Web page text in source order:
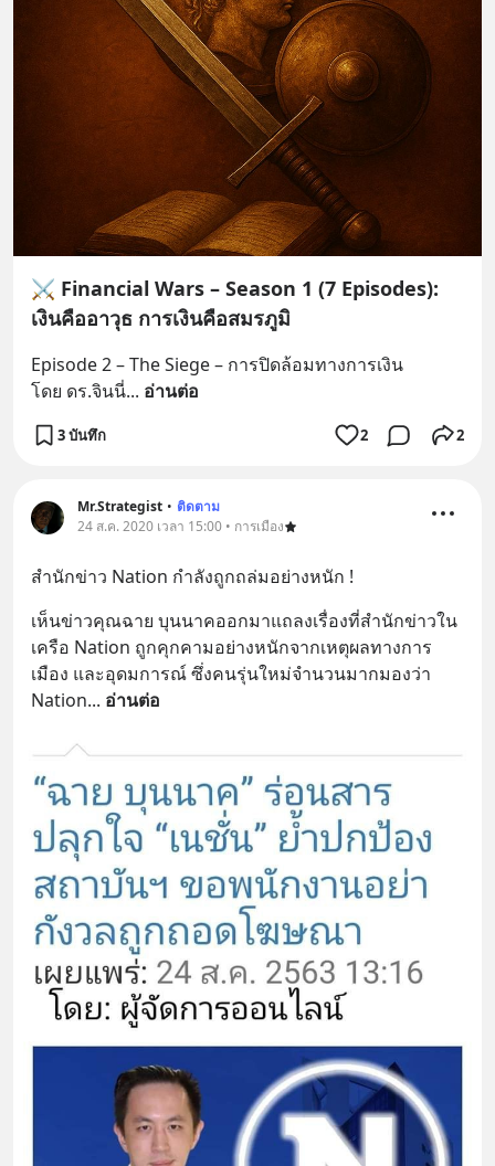
⚔️ Financial Wars – Season 1 (7 Episodes):
เงินคืออาวุธ การเงินคือสมรภูมิ
Episode 2 – The Siege – การปิดล้อมทางการเงิน
โดย ดร.จินนี่... อ่านต่อ
3 บันทึก 2 2
Mr.Strategist • ติดตาม
24 ส.ค. 2020 เวลา 15:00 • การเมือง
สำนักข่าว Nation กำลังถูกถล่มอย่างหนัก !
เห็นข่าวคุณฉาย บุนนาคออกมาแถลงเรื่องที่สำนักข่าวใน
เครือ Nation ถูกคุกคามอย่างหนักจากเหตุผลทางการ
เมือง และอุดมการณ์ ซึ่งคนรุ่นใหม่จำนวนมากมองว่า
Nation... อ่านต่อ